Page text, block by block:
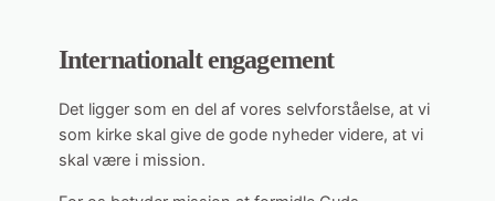
Internationalt engagement
Det ligger som en del af vores selvforståelse, at vi
som kirke skal give de gode nyheder videre, at vi
skal være i mission.